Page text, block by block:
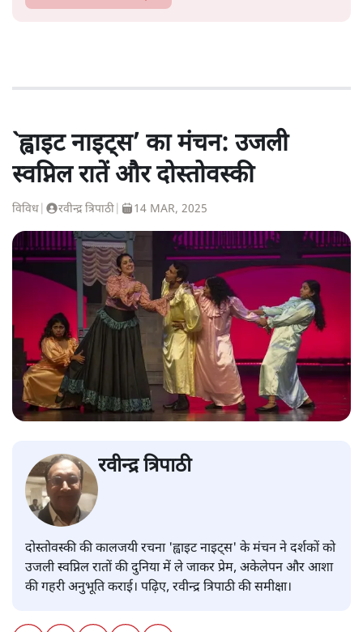
`ह्वाइट नाइट्स’ का मंचन: उजली
स्वप्निल रातें और दोस्तोवस्की
विविध रवीन्द्र त्रिपाठी 14 MAR, 2025
रवीन्द्र त्रिपाठी
दोस्तोवस्की की कालजयी रचना 'ह्वाइट नाइट्स' के मंचन ने दर्शकों को
उजली स्वप्निल रातों की दुनिया में ले जाकर प्रेम, अकेलेपन और आशा
की गहरी अनुभूति कराई। पढ़िए, रवीन्द्र त्रिपाठी की समीक्षा।